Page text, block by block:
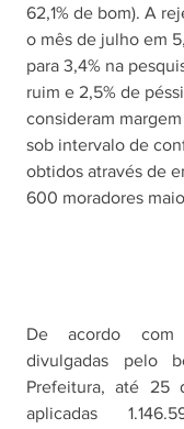
62,1% de bom). A
o mês de julho em
para 3,4% na
ruim e 2,5% de
consideram
sob intervalo de
obtidos através de
600 moradores
De acordo com
divulgadas pelo
Prefeitura, até 25
aplicadas